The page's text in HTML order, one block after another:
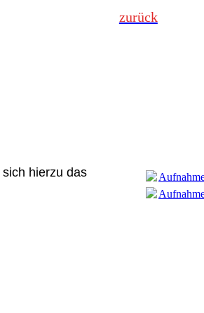
zurück
hierzu das